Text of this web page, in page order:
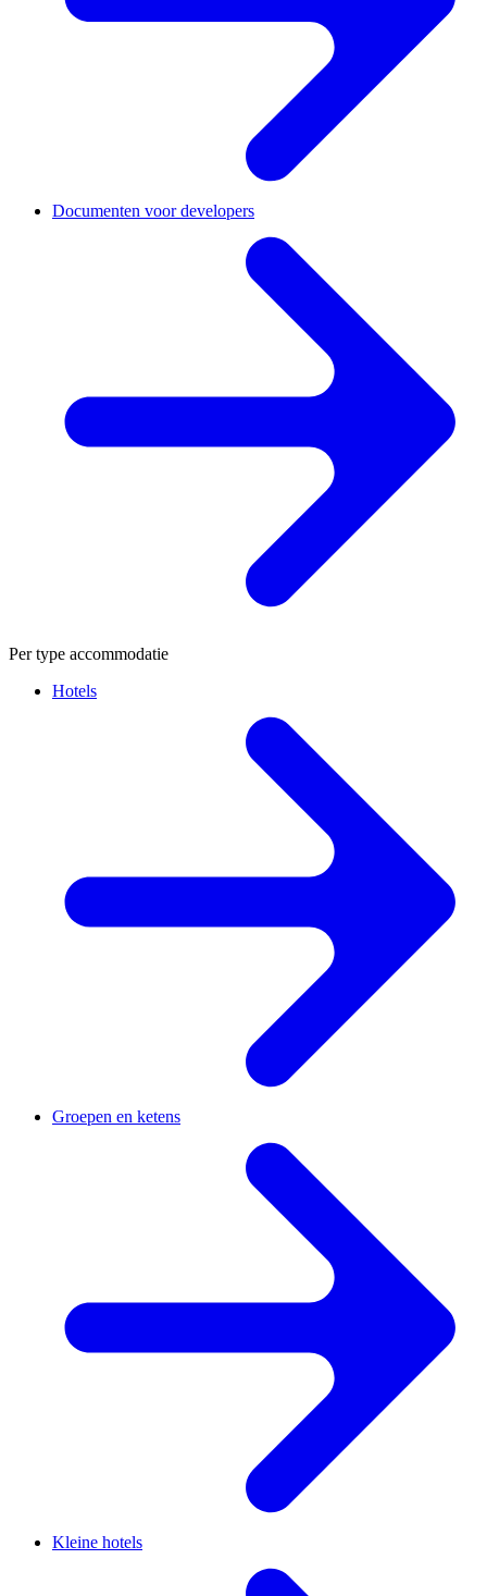
Documenten voor developers
Per type accommodatie
Hotels
Groepen en ketens
Kleine hotels